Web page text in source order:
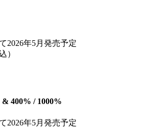
2026年5月発売予定
）
400% / 1000%
2026年5月発売予定